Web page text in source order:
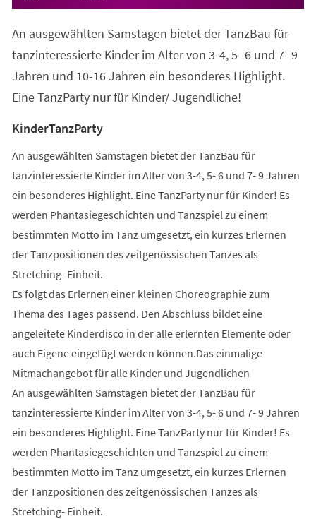
An ausgewählten Samstagen bietet der TanzBau für
tanzinteressierte Kinder im Alter von 3-4, 5- 6 und 7- 9
Jahren und 10-16 Jahren ein besonderes Highlight.
Eine TanzParty nur für Kinder/ Jugendliche!
KinderTanzParty
An ausgewählten Samstagen bietet der TanzBau für
tanzinteressierte Kinder im Alter von 3-4, 5- 6 und 7- 9 Jahren
ein besonderes Highlight. Eine TanzParty nur für Kinder! Es
werden Phantasiegeschichten und Tanzspiel zu einem
bestimmten Motto im Tanz umgesetzt, ein kurzes Erlernen
der Tanzpositionen des zeitgenössischen Tanzes als
Stretching- Einheit.
Es folgt das Erlernen einer kleinen Choreographie zum
Thema des Tages passend. Den Abschluss bildet eine
angeleitete Kinderdisco in der alle erlernten Elemente oder
auch Eigene eingefügt werden können.Das einmalige
Mitmachangebot für alle Kinder und Jugendlichen
An ausgewählten Samstagen bietet der TanzBau für
tanzinteressierte Kinder im Alter von 3-4, 5- 6 und 7- 9 Jahren
ein besonderes Highlight. Eine TanzParty nur für Kinder! Es
werden Phantasiegeschichten und Tanzspiel zu einem
bestimmten Motto im Tanz umgesetzt, ein kurzes Erlernen
der Tanzpositionen des zeitgenössischen Tanzes als
Stretching- Einheit.